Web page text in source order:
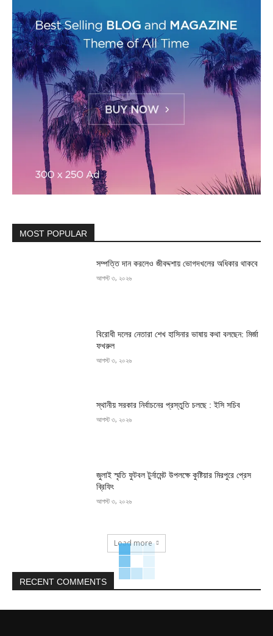
MOST POPULAR
সম্পত্তি দান করলেও জীবদ্দশায় ভোগদখলের অধিকার থাকবে
আগস্ট ৩, ২০২৬
বিরোধী দলের নেতারা শেখ হাসিনার ভাষায় কথা বলছেন: মির্জা
ফখরুল
আগস্ট ৩, ২০২৬
স্থানীয় সরকার নির্বাচনের প্রস্তুতি চলছে : ইসি সচিব
আগস্ট ৩, ২০২৬
জুলাই স্মৃতি ফুটবল টুর্নামেন্ট উপলক্ষে কুষ্টিয়ার মিরপুরে প্রেস
ব্রিফিং
আগস্ট ৩, ২০২৬
Load more
RECENT COMMENTS